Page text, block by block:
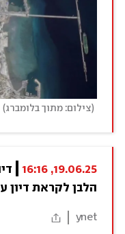
(צילום: מתוך בלומברג)
19.06.25, 16:16
הלבן לקראת דיון
ynet